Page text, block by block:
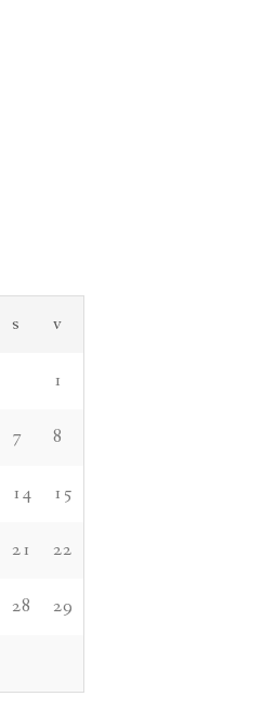
s v
1
7 8
14 15
21 22
28 29